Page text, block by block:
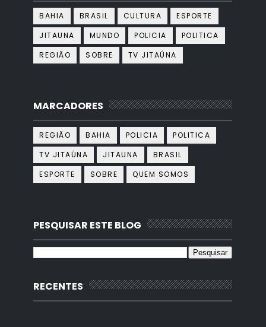
BAHIA BRASIL CULTURA
ESPORTE
JITAUNA
MUNDO POLICIA
POLITICA
REGIÃO
SOBRE TV JITAÚNA
MARCADORES
REGIÃO BAHIA POLICIA
POLITICA
TV JITAÚNA
JITAUNA
BRASIL
ESPORTE
SOBRE QUEM SOMOS
PESQUISAR ESTE BLOG
RECENTES